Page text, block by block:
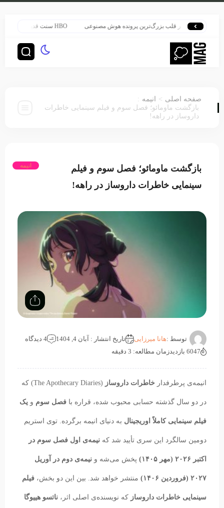
هری پاتر در قلب بزرگ‌ترین پرونده هوش مصنوعی HBO سنت قدیمی خود را برای پخش سریال هری پاتر تغییر داد
صفحه اصلی > انیمه :
بازگشت ماومائو؛ فصل سوم و فیلم سینمایی خاطرات
داروساز در راهه!
بازگشت ماومائو؛ فصل سوم و فیلم
سینمایی خاطرات داروساز در راهه!
انیمه
توسط :هانا میرزایی تاریخ انتشار : آبان 4, 1404
4 دیدگاه
6047 بازدید
زمان مطالعه: 3 دقیقه
انیمه‌ی پرطرفدار خاطرات داروساز (The Apothecary Diaries) که
در دو سال گذشته حسابی محبوب شده، قراره با فصل سوم و یک
فیلم سینمایی کاملاً اوریجینال به دنیای انیمه برگرده. توی استریم
دومین سالگرد این سری تأیید شد که نیمه‌ی اول فصل سوم در
اکتبر ۲۰۲۶ (مهر ۱۴۰۵) پخش می‌شه و نیمه‌ی دوم در آوریل
۲۰۲۷ (فروردین ۱۴۰۶) منتشر خواهد شد. بین این دو بخش، فیلم
سینمایی خاطرات داروساز که نویسنده‌ی اصلی اثر، ناتسو هییوگا